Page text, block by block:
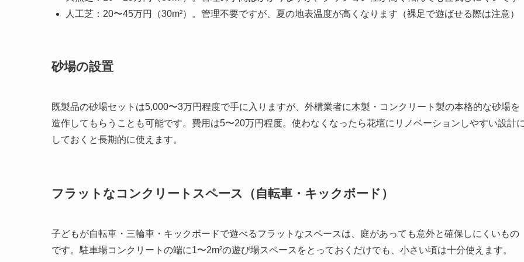
人工芝：20〜45万円（30m²）。管理不要ですが、夏の地表温度が高くなります（裸足で遊ばせる際は注意）
砂場の設置
既製品の砂場セットは5,000〜3万円程度で手に入りますが、外構業者に木製・コンクリート製の本格的な砂場を
造作してもらうことも可能です。費用は5〜20万円程度。使わなくなったら花壇にリノベーションしやすい設計
しておくと長期的に使えます。
フラットなコンクリートスペース（自転車・キックボード）
子どもが自転車・三輪車・キックボードで遊べるフラットなスペースは、庭があっても意外と確保しにくいもの
です。駐車場コンクリートの端に1〜2m²の遊び場スペースをとっておくだけでも、小さい頃は十分使えます。